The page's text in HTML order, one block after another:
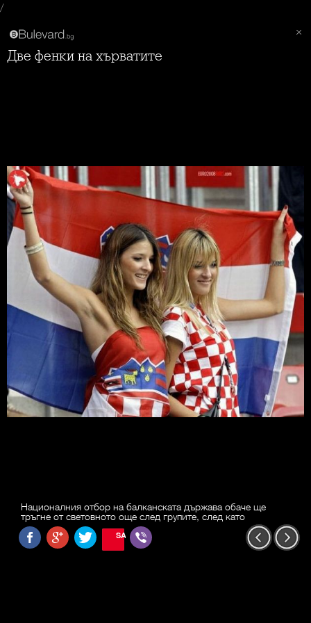
/
Две фенки на хърватите
Националния отбор на балканската държава обаче ще
тръгне от световното още след групите, след като
SAVE